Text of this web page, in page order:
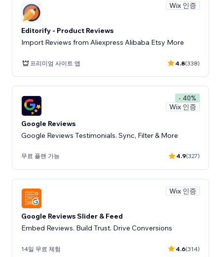
Wix 인증
Editorify ‑ Product Reviews
Import Reviews from Aliexpress Alibaba Etsy More
프리미엄 사이트 앱 4.8(338)
- 40%
Wix 인증
Google Reviews
Google Reviews Testimonials. Sync, Filter & More
무료 플랜 가능 4.9(327)
Wix 인증
Google Reviews Slider & Feed
Embed Reviews. Build Trust. Drive Conversions
14일 무료 체험 4.6(314)